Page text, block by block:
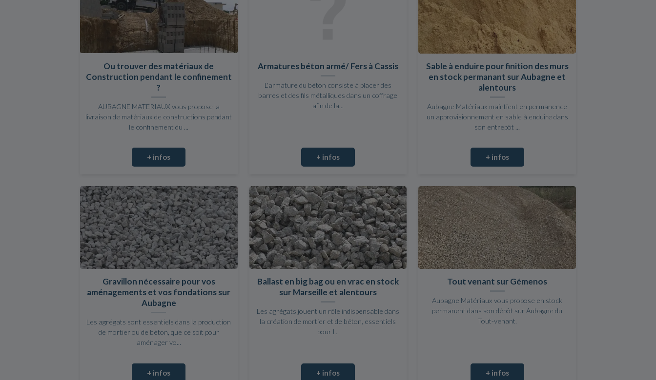
Ou trouver des matériaux de
Construction pendant le confinement
?
AUBAGNE MATERIAUX vous propose la
livraison de matériaux de constructions pendant
le confinement du ...
+ infos
Armatures béton armé/ Fers à Cassis
L'armature du béton consiste à placer des
barres et des fils métalliques dans un coffrage
afin de la...
+ infos
Sable à enduire pour finition des murs
en stock permanant sur Aubagne et
alentours
Aubagne Matériaux maintient en permanence
un approvisionnement en sable à enduire dans
son entrepôt ...
+ infos
Gravillon nécessaire pour vos
aménagements et vos fondations sur
Aubagne
Les agrégats sont essentiels dans la production
de mortier ou de béton, que ce soit pour
aménager vo...
+ infos
Ballast en big bag ou en vrac en stock
sur Marseille et alentours
Les agrégats jouent un rôle indispensable dans
la création de mortier et de béton, essentiels
pour l...
+ infos
Tout venant sur Gémenos
Aubagne Matériaux vous propose en stock
permanent dans son dépôt sur Aubagne du
Tout-venant.
+ infos